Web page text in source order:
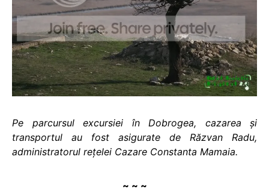
Pe parcursul excursiei în Dobrogea, cazarea și
transportul au fost asigurate de Răzvan Radu,
administratorul rețelei Cazare Constanta Mamaia.
~ ~ ~